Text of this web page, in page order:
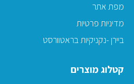
מפת אתר
מדיניות פרטיות
ביירן -נקניקיות בראטוורסט
קטלוג מוצרים